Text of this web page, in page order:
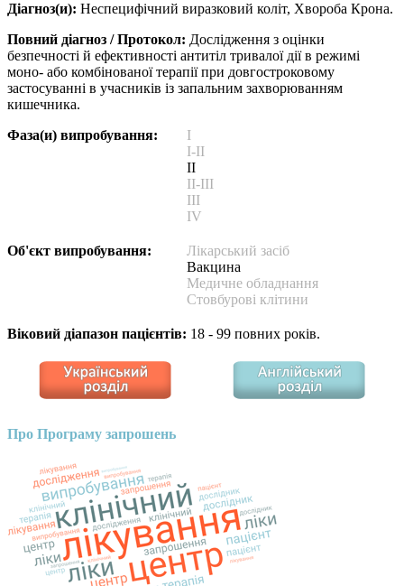
Діагноз(и): Неспецифічний виразковий коліт, Хвороба Крона.
Повний діагноз / Протокол: Дослідження з оцінки
безпечності й ефективності антитіл тривалої дії в режимі
моно- або комбінованої терапії при довгостроковому
застосуванні в учасників із запальним захворюванням
кишечника.
Фаза(и) випробування:
I
I-II
II
II-III
III
IV
Об'єкт випробування:
Лікарський засіб
Вакцина
Медичне обладнання
Стовбурові клітини
Віковий діапазон пацієнтів: 18 - 99 повних років.
Про Програму запрошень